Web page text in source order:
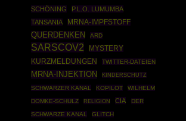
SCHÖNING
P.L.O. LUMUMBA
TANSANIA
MRNA-IMPFSTOFF
QUERDENKEN ARD
SARSCOV2
MYSTERY
KURZMELDUNGEN
TWITTER-DATEIEN
MRNA-INJEKTION KINDERSCHUTZ
SCHWARZER KANAL KOPILOT
WILHELM
DOMKE-SCHULZ
RELIGION CIA
DER
SCHWARZE KANAL
GLITCH